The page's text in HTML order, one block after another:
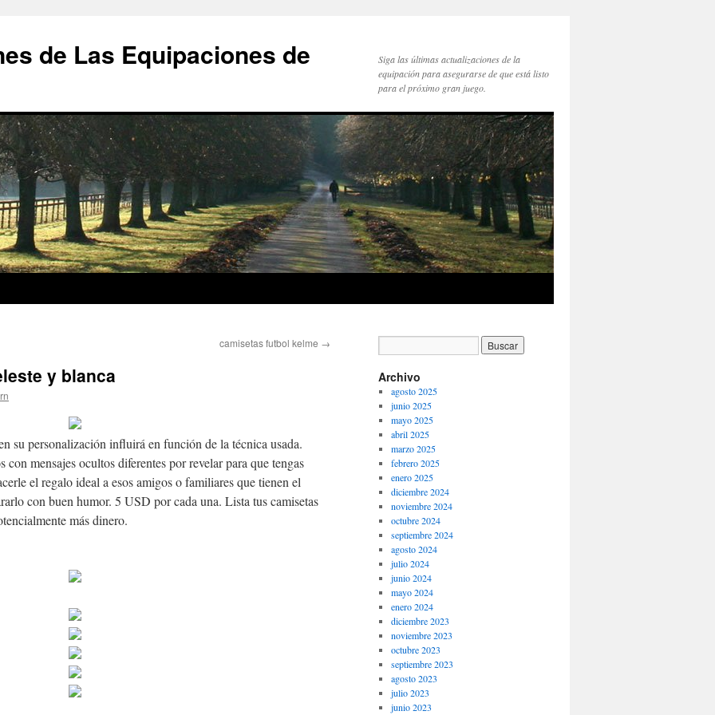
de Las Equipaciones de
Siga las últimas actualizaciones de la
equipación para asegurarse de que está listo
para el próximo gran juego.
camisetas futbol kelme →
y blanca
su personalización influirá en función de la técnica usada.
con mensajes ocultos diferentes por revelar para que tengas
el regalo ideal a esos amigos o familiares que tienen el
con buen humor. 5 USD por cada una. Lista tus camisetas
más dinero.
Archivo
agosto 2025
junio 2025
mayo 2025
abril 2025
marzo 2025
febrero 2025
enero 2025
diciembre 2024
noviembre 2024
octubre 2024
septiembre 2024
agosto 2024
julio 2024
junio 2024
mayo 2024
enero 2024
diciembre 2023
noviembre 2023
octubre 2023
septiembre 2023
agosto 2023
julio 2023
junio 2023